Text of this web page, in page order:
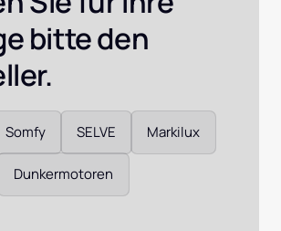
bitte den
Somfy SELVE Markilux
Dunkermotoren